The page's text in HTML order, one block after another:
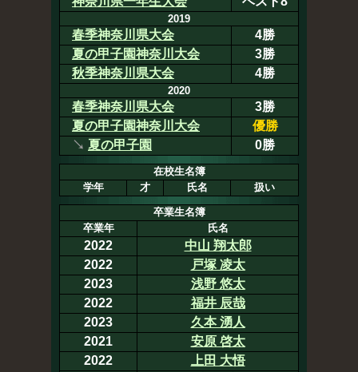
2019
春季神奈川県大会
4勝
夏の甲子園神奈川大会
3勝
秋季神奈川県大会
4勝
2020
春季神奈川県大会
3勝
夏の甲子園神奈川大会
優勝
↘ 夏の甲子園 0勝
在校生名簿
学年
才 氏名 扱い
卒業生名簿
卒業年
氏名
2022
中山 翔太郎
2022
戸塚 凌太
2023
浅野 悠太
2022
福井 辰哉
2023
久本 湧人
2021
安原 啓太
2022
上田 大悟